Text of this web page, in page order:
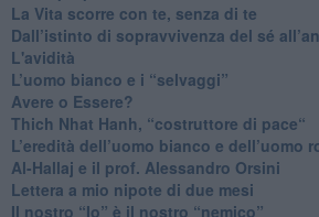
​La Vita scorre con te, senza di te
​Dall’istinto di sopravvivenza del sé
L'avidità
​L’uomo bianco e i “selvaggi”
​Avere o Essere?
​Thich Nhat Hanh, “costruttore di pace“
​L’eredità dell’uomo bianco e dell’uomo
Al-Hallaj e il prof. Alessandro Orsini
​Lettera a mio nipote di due mesi
​Il nostro “Io” è il nostro “nemico”